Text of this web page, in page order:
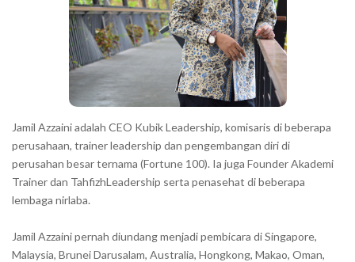
Jamil Azzaini adalah CEO Kubik Leadership, komisaris di beberapa
perusahaan, trainer leadership dan pengembangan diri di
perusahan besar ternama (Fortune 100). Ia juga Founder Akademi
Trainer dan TahfizhLeadership serta penasehat di beberapa
lembaga nirlaba.
Jamil Azzaini pernah diundang menjadi pembicara di Singapore,
Malaysia, Brunei Darusalam, Australia, Hongkong, Makao, Oman,